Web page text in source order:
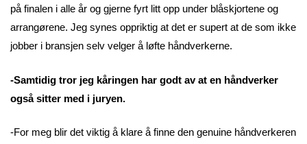
på finalen i alle år og gjerne fyrt litt opp under blåskjortene og
arrangørene. Jeg synes oppriktig at det er supert at de som ikke
jobber i bransjen selv velger å løfte håndverkerne.
-Samtidig tror jeg kåringen har godt av at en håndverker
også sitter med i juryen.
-For meg blir det viktig å klare å finne den genuine håndverkeren